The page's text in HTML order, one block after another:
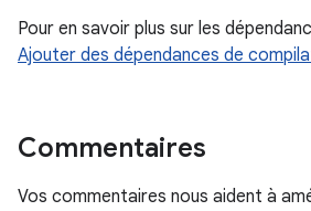
Pour en savoir plus sur les
Ajouter des dépendances de
Commentaires
Vos commentaires nous aident à